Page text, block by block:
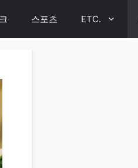
스포츠 ETC.